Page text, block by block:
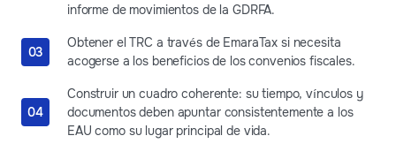
informe de movimientos de la GDRFA.
Obtener el TRC a través de EmaraTax si necesita
acogerse a los beneficios de los convenios fiscales.
Construir un cuadro coherente: su tiempo, vínculos y
documentos deben apuntar consistentemente a los
EAU como su lugar principal de vida.